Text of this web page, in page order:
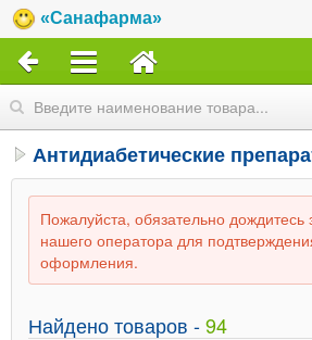
«Санафарма»
Антидиабетические
Пожалуйста, обязательно дождитесь
нашего оператора для
оформления.
Найдено товаров -94